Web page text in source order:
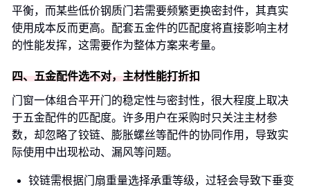
平衡，而某些低价钢质门若需要频繁更换密封件，其真实
使用成本反而更高。配套五金件的匹配度将直接影响主材
的性能发挥，这需要作为整体方案来考量。
四、五金配件选不对，主材性能打折扣
门窗一体组合平开门的稳定性与密封性，很大程度上取决
于五金配件的匹配度。许多用户在采购时只关注主材参
数，却忽略了铰链、膨胀螺丝等配件的协同作用，导致实
际使用中出现松动、漏风等问题。
铰链需根据门扇重量选择承重等级，过轻会导致下垂变